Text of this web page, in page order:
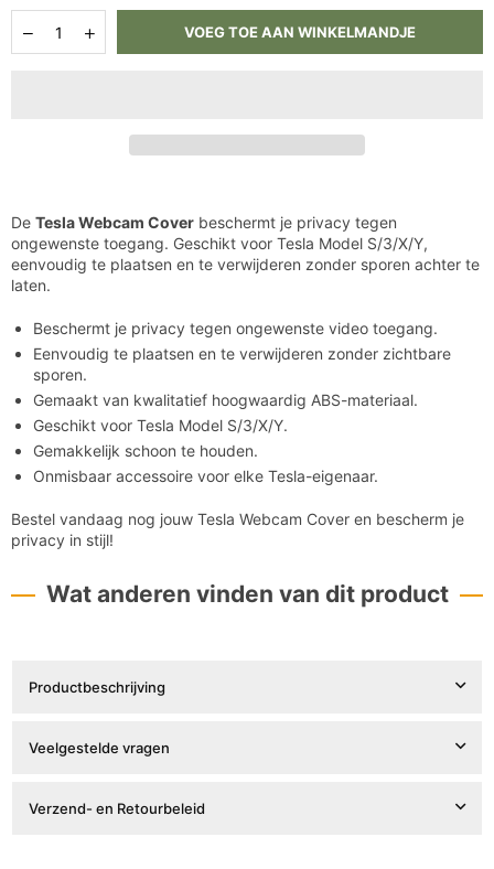
Aantal
verlagen
Aantal
verhogen
VOEG TOE AAN WINKELMANDJE
De Tesla Webcam Cover beschermt je privacy tegen
ongewenste toegang. Geschikt voor Tesla Model S/3/X/Y,
eenvoudig te plaatsen en te verwijderen zonder sporen achter te
laten.
Beschermt je privacy tegen ongewenste video toegang.
Eenvoudig te plaatsen en te verwijderen zonder zichtbare
sporen.
Gemaakt van kwalitatief hoogwaardig ABS-materiaal.
Geschikt voor Tesla Model S/3/X/Y.
Gemakkelijk schoon te houden.
Onmisbaar accessoire voor elke Tesla-eigenaar.
Bestel vandaag nog jouw Tesla Webcam Cover en bescherm je
privacy in stijl!
Wat anderen vinden van dit product
Productbeschrijving
Veelgestelde vragen
Verzend- en Retourbeleid